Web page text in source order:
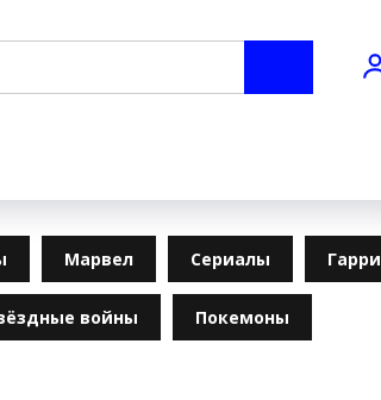
Марвел Сериалы
войны Покемоны